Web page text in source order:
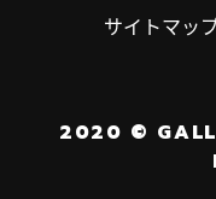
サイトマッ
2020 ©